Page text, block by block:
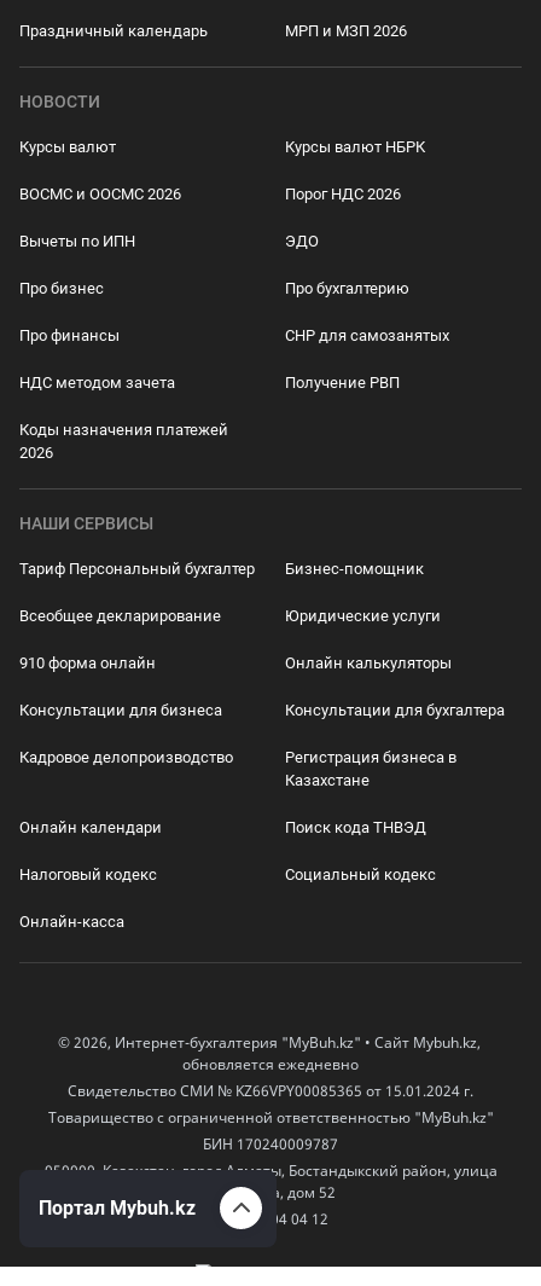
Праздничный календарь МРП и МЗП 2026
НОВОСТИ
Курсы валют Курсы валют НБРК
ВОСМС и ООСМС 2026 Порог НДС 2026
Вычеты по ИПН ЭДО
Про бизнес Про бухгалтерию
Про финансы СНР для самозанятых
НДС методом зачета Получение РВП
Коды назначения платежей
2026
НАШИ СЕРВИСЫ
Тариф Персональный бухгалтер Бизнес-помощник
Всеобщее декларирование Юридические услуги
910 форма онлайн Онлайн калькуляторы
Консультации для бизнеса Консультации для бухгалтера
Кадровое делопроизводство
Регистрация бизнеса в
Казахстане
Онлайн календари Поиск кода ТНВЭД
Налоговый кодекс Социальный кодекс
Онлайн-касса
© 2026, Интернет-бухгалтерия "MyBuh.kz" • Сайт Mybuh.kz,
обновляется ежедневно
Свидетельство СМИ № KZ66VPY00085365 от 15.01.2024 г.
Товарищество с ограниченной ответственностью "MyBuh.kz"
БИН 170240009787
050000, Казахстан, город Алматы, Бостандыкский район, улица
Егизбаева, дом 52
+7 777 504 04 12
Портал Mybuh.kz